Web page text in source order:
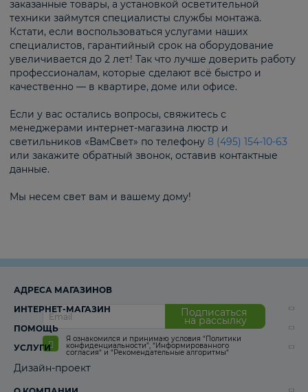
заказанные товары, а установкой осветительной
техники займутся специалисты службы монтажа.
Кстати, если воспользоваться услугами наших
специалистов, гарантийный срок на оборудование
увеличивается до 2 лет! Так что лучше доверить работу
профессионалам, которые сделают всё быстро и
качественно — в квартире, доме или офисе.
Если у вас остались вопросы, свяжитесь с
менеджерами интернет-магазина люстр и
светильников «ВамСвет» по телефону 8 (495) 154-10-63
или закажите обратный звонок, оставив контактные
данные.
Мы несем свет вам и вашему дому!
Подписаться
на рассылку
Я ознакомился и принимаю условия “Политики
конфиденциальности”, “Информированного
согласия“ и “Рекомендательные алгоритмы“
АДРЕСА МАГАЗИНОВ
ИНТЕРНЕТ-МАГАЗИН
ПОМОЩЬ
УСЛУГИ
Дизайн-проект